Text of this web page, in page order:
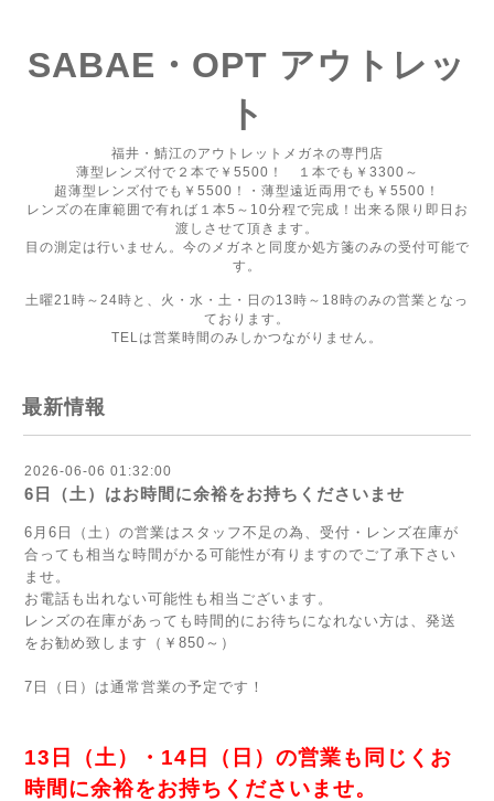
SABAE・OPT アウトレッ
ト
福井・鯖江のアウトレットメガネの専門店
薄型レンズ付で２本で￥5500！ １本でも￥3300～
超薄型レンズ付でも￥5500！・薄型遠近両用でも￥5500！
レンズの在庫範囲で有れば１本5～10分程で完成！出来る限り即日お
渡しさせて頂きます。
目の測定は行いません。今のメガネと同度か処方箋のみの受付可能で
す。
土曜21時～24時と、火・水・土・日の13時～18時のみの営業となっ
ております。
TELは営業時間のみしかつながりません。
最新情報
2026-06-06 01:32:00
6日（土）はお時間に余裕をお持ちくださいませ
6月6日（土）の営業はスタッフ不足の為、受付・レンズ在庫が
合っても相当な時間がかる可能性が有りますのでご了承下さい
ませ。
お電話も出れない可能性も相当ございます。
レンズの在庫があっても時間的にお待ちになれない方は、発送
をお勧め致します（￥850～）
7日（日）は通常営業の予定です！
13日（土）・14日（日）の営業も同じくお
時間に余裕をお持ちくださいませ。